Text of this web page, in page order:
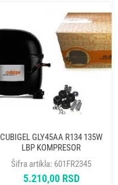
CUBIGEL GLY45AA R134 135W
LBP KOMPRESOR
Šifra artikla: 601FR2345
5.210,00 RSD